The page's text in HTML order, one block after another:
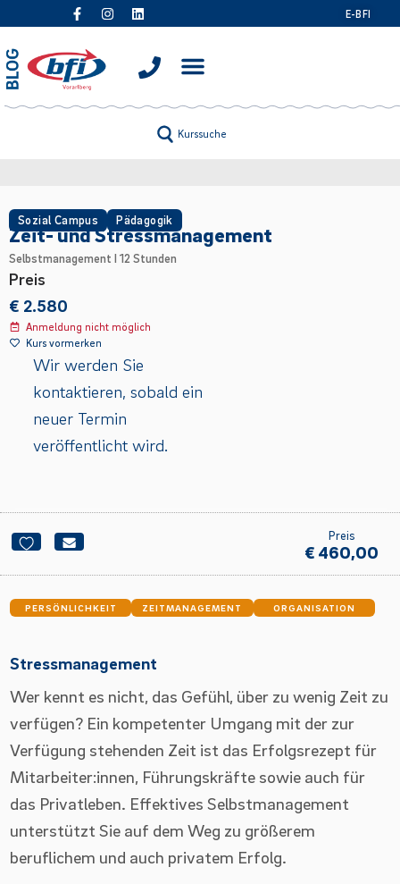
E-BFI
Kurssuche
Sozial Campus Pädagogik
Zeit- und Stressmanagement
Selbstmanagement I 12 Stunden
Preis
€ 2.580
Anmeldung nicht möglich
Kurs vormerken
Wir werden Sie
kontaktieren, sobald ein
neuer Termin
veröffentlicht wird.
Preis
€ 460,00
PERSÖNLICHKEIT ZEITMANAGEMENT ORGANISATION
Stressmanagement
Wer kennt es nicht, das Gefühl, über zu wenig Zeit zu
verfügen? Ein kompetenter Umgang mit der zur
Verfügung stehenden Zeit ist das Erfolgsrezept für
Mitarbeiter:innen, Führungskräfte sowie auch für
das Privatleben. Effektives Selbstmanagement
unterstützt Sie auf dem Weg zu größerem
beruflichem und auch privatem Erfolg.